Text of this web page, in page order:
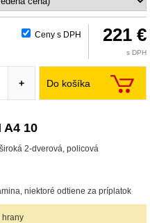
Ceny s DPH 221 €
s DPH
Do košíka
+
A4 10
2-dverová, policová
niektoré odtiene za príplatok
hrany